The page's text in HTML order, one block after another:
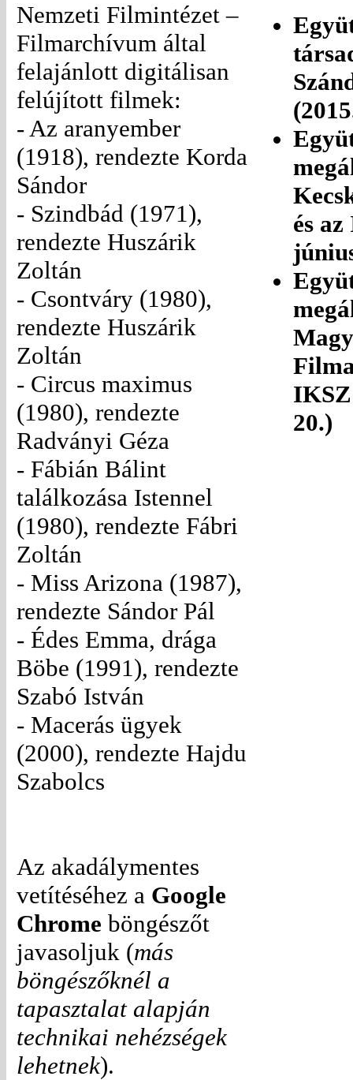
Nemzeti Filmintézet –
Filmarchívum által
felajánlott digitálisan
felújított filmek:
- Az aranyember
(1918), rendezte Korda
Sándor
- Szindbád (1971),
rendezte Huszárik
Zoltán
- Csontváry (1980),
rendezte Huszárik
Zoltán
- Circus maximus
(1980), rendezte
Radványi Géza
- Fábián Bálint
találkozása Istennel
(1980), rendezte Fábri
Zoltán
- Miss Arizona (1987),
rendezte Sándor Pál
- Édes Emma, drága
Böbe (1991), rendezte
Szabó István
- Macerás ügyek
(2000), rendezte Hajdu
Szabolcs
Az akadálymentes
vetítéséhez a Google
Chrome böngészőt
javasoljuk (más
böngészőknél a
tapasztalat alapján
technikai nehézségek
lehetnek).
és
20.)